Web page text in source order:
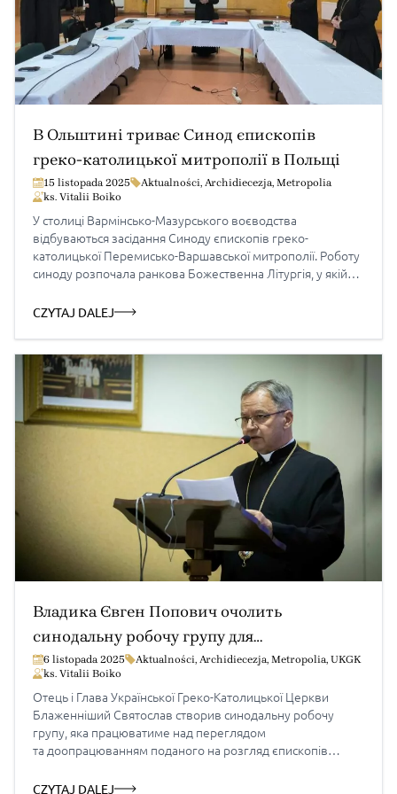
В Ольштині триває Синод єпископів
греко-католицької митрополії в Польщі
15 listopada 2025 Aktualności, Archidiecezja, Metropolia
ks. Vitalii Boiko
У столиці Вармінсько-Мазурського воєводства
відбуваються засідання Синоду єпископів греко-
католицької Перемисько-Варшавської митрополії. Роботу
синоду розпочала ранкова Божественна Літургія, у якій
Польщі. Головує на зустрічі митрополит Євген Попович.
новоствореній Ольштинсько-Гданській єпархії, яка
цьогоріч відзначає п’яту річницю свого заснування. Для
місцевої громади це подія […]
CZYTAJ DALEJ
Владика Євген Попович очолить
синодальну робочу групу для
доопрацювання проєкту Кодексу канонів
6 listopada 2025 Aktualności, Archidiecezja, Metropolia, UKGK
ks. Vitalii Boiko
Отець і Глава Української Греко-Католицької Церкви
Блаженніший Святослав створив синодальну робочу
групу, яка працюватиме над переглядом
та доопрацюванням поданого на розгляд єпископів
владика Євген Попович, голова Канонічного відділу
CZYTAJ DALEJ